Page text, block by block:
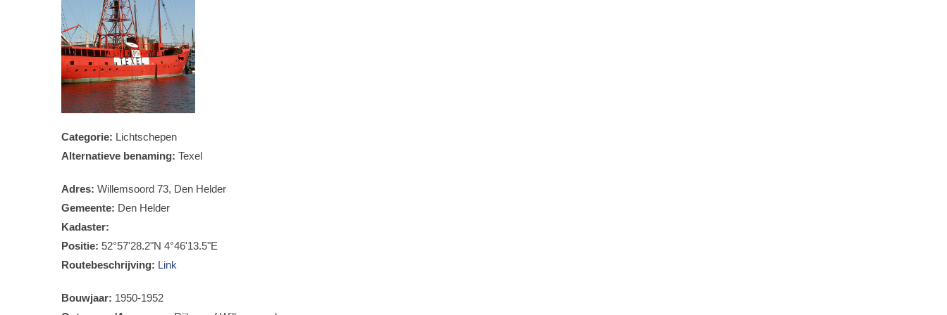
Categorie: Lichtschepen
Alternatieve benaming: Texel
Adres: Willemsoord 73, Den Helder
Gemeente: Den Helder
Kadaster:
Positie: 52°57'28.2"N 4°46'13.5"E
Routebeschrijving: Link
Bouwjaar: 1950-1952